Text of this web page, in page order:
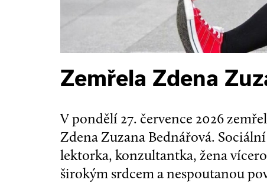
Zemřela Zdena
V pondělí 27. července 2026
Zdena Zuzana Bednářová.
lektorka, konzultantka, žena
širokým srdcem a nespoutanou